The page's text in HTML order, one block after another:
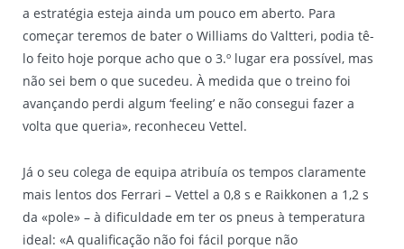
a estratégia esteja ainda um pouco em aberto. Para
começar teremos de bater o Williams do Valtteri, podia tê-
lo feito hoje porque acho que o 3.º lugar era possível, mas
não sei bem o que sucedeu. À medida que o treino foi
avançando perdi algum ‘feeling’ e não consegui fazer a
volta que queria», reconheceu Vettel.
Já o seu colega de equipa atribuía os tempos claramente
mais lentos dos Ferrari – Vettel a 0,8 s e Raikkonen a 1,2 s
da «pole» – à dificuldade em ter os pneus à temperatura
ideal: «A qualificação não foi fácil porque não